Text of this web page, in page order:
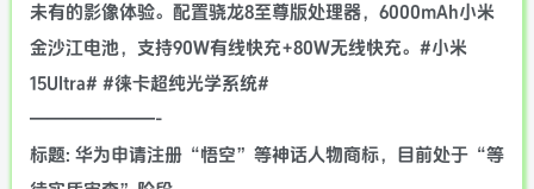
未有的影像体验。配置骁龙8至尊版处理器，6000mAh小米
金沙江电池，支持90W有线快充+80W无线快充。#小米
15Ultra# #徕卡超纯光学系统#
———————-
标题: 华为申请注册“悟空”等神话人物商标，目前处于“等